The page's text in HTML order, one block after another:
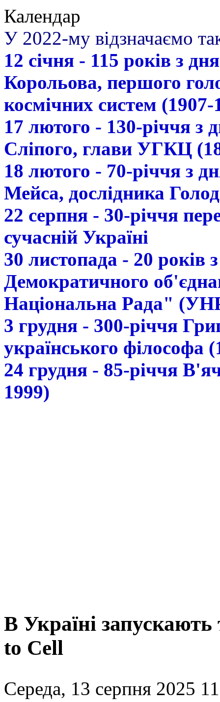
Календар
У 2022-му відзначаємо
12 січня - 115 років з
Корольова, першого
космічних систем (1907-
17 лютого - 130-річчя з
Сліпого, глави УГКЦ
18 лютого - 70-річчя з
Мейса, дослідника
22 серпня - 30-річчя
сучасній Україні
30 листопада - 20 років
Демократичного
Національна Рада"
3 грудня - 300-річчя
українського філософа
24 грудня - 85-річчя
1999)
В Україні
to Cell
Середа, 13 серпня 2025